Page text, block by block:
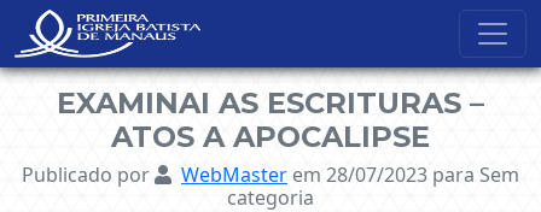
NavBar Oculta
EXAMINAI AS ESCRITURAS –
ATOS A APOCALIPSE
Publicado por WebMaster em 28/07/2023 para Sem
categoria